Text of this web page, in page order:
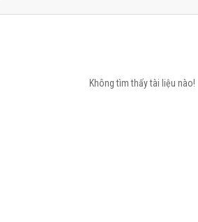
Không tìm thấy tài liệu nào!